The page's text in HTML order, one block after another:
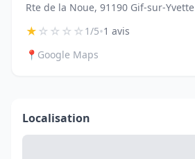
Rte de la Noue, 91190 Gif-sur-Yvette
★☆☆☆☆1/5•1 avis
📍 Google Maps
Localisation